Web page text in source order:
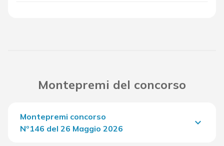
Montepremi del concorso
Montepremi concorso
Nº146 del 26 Maggio 2026
keyboard_arrow_down